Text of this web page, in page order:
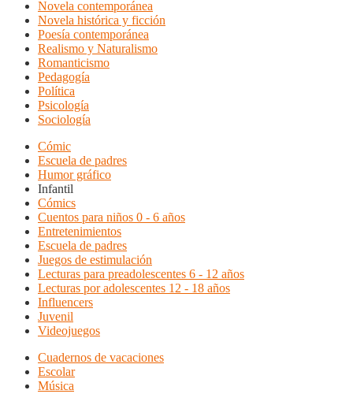
Novela contemporánea
Novela histórica y ficción
Poesía contemporánea
Realismo y Naturalismo
Romanticismo
Pedagogía
Política
Psicología
Sociología
Cómic
Escuela de padres
Humor gráfico
Infantil
Cómics
Cuentos para niños 0 - 6 años
Entretenimientos
Escuela de padres
Juegos de estimulación
Lecturas para preadolescentes 6 - 12 años
Lecturas por adolescentes 12 - 18 años
Influencers
Juvenil
Videojuegos
Cuadernos de vacaciones
Escolar
Música